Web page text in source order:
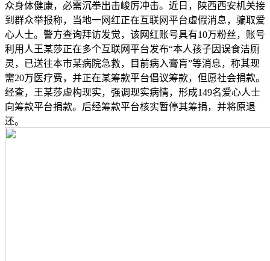
众身体健康，必需沉拳出击峻厉冲击。近日，陕西西安机关接
到群众举报称，当地一网红正在互联网平台虚假消息，骗取爱
心人士。警方查询拜访发觉，该网红账号具有10万粉丝，账号
利用人王某莎正在多个互联网平台发布“本人孩子因误食洁厕
灵，已送往本市某病院急救，目前病入膏肓”等消息，称其现
需20万医疗费，并正在某筹款平台倡议筹款，但愿社会捐款。
经查，王某莎虚构现实，强调现实病情，形成149名爱心人士
向筹款平台捐款。后经筹款平台核实暂停其筹捐，并将原退
还。